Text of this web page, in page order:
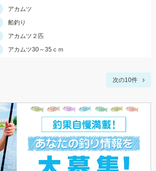
アカムツ
船釣り
アカムツ２匹
アカムツ30～35ｃｍ
次の10件